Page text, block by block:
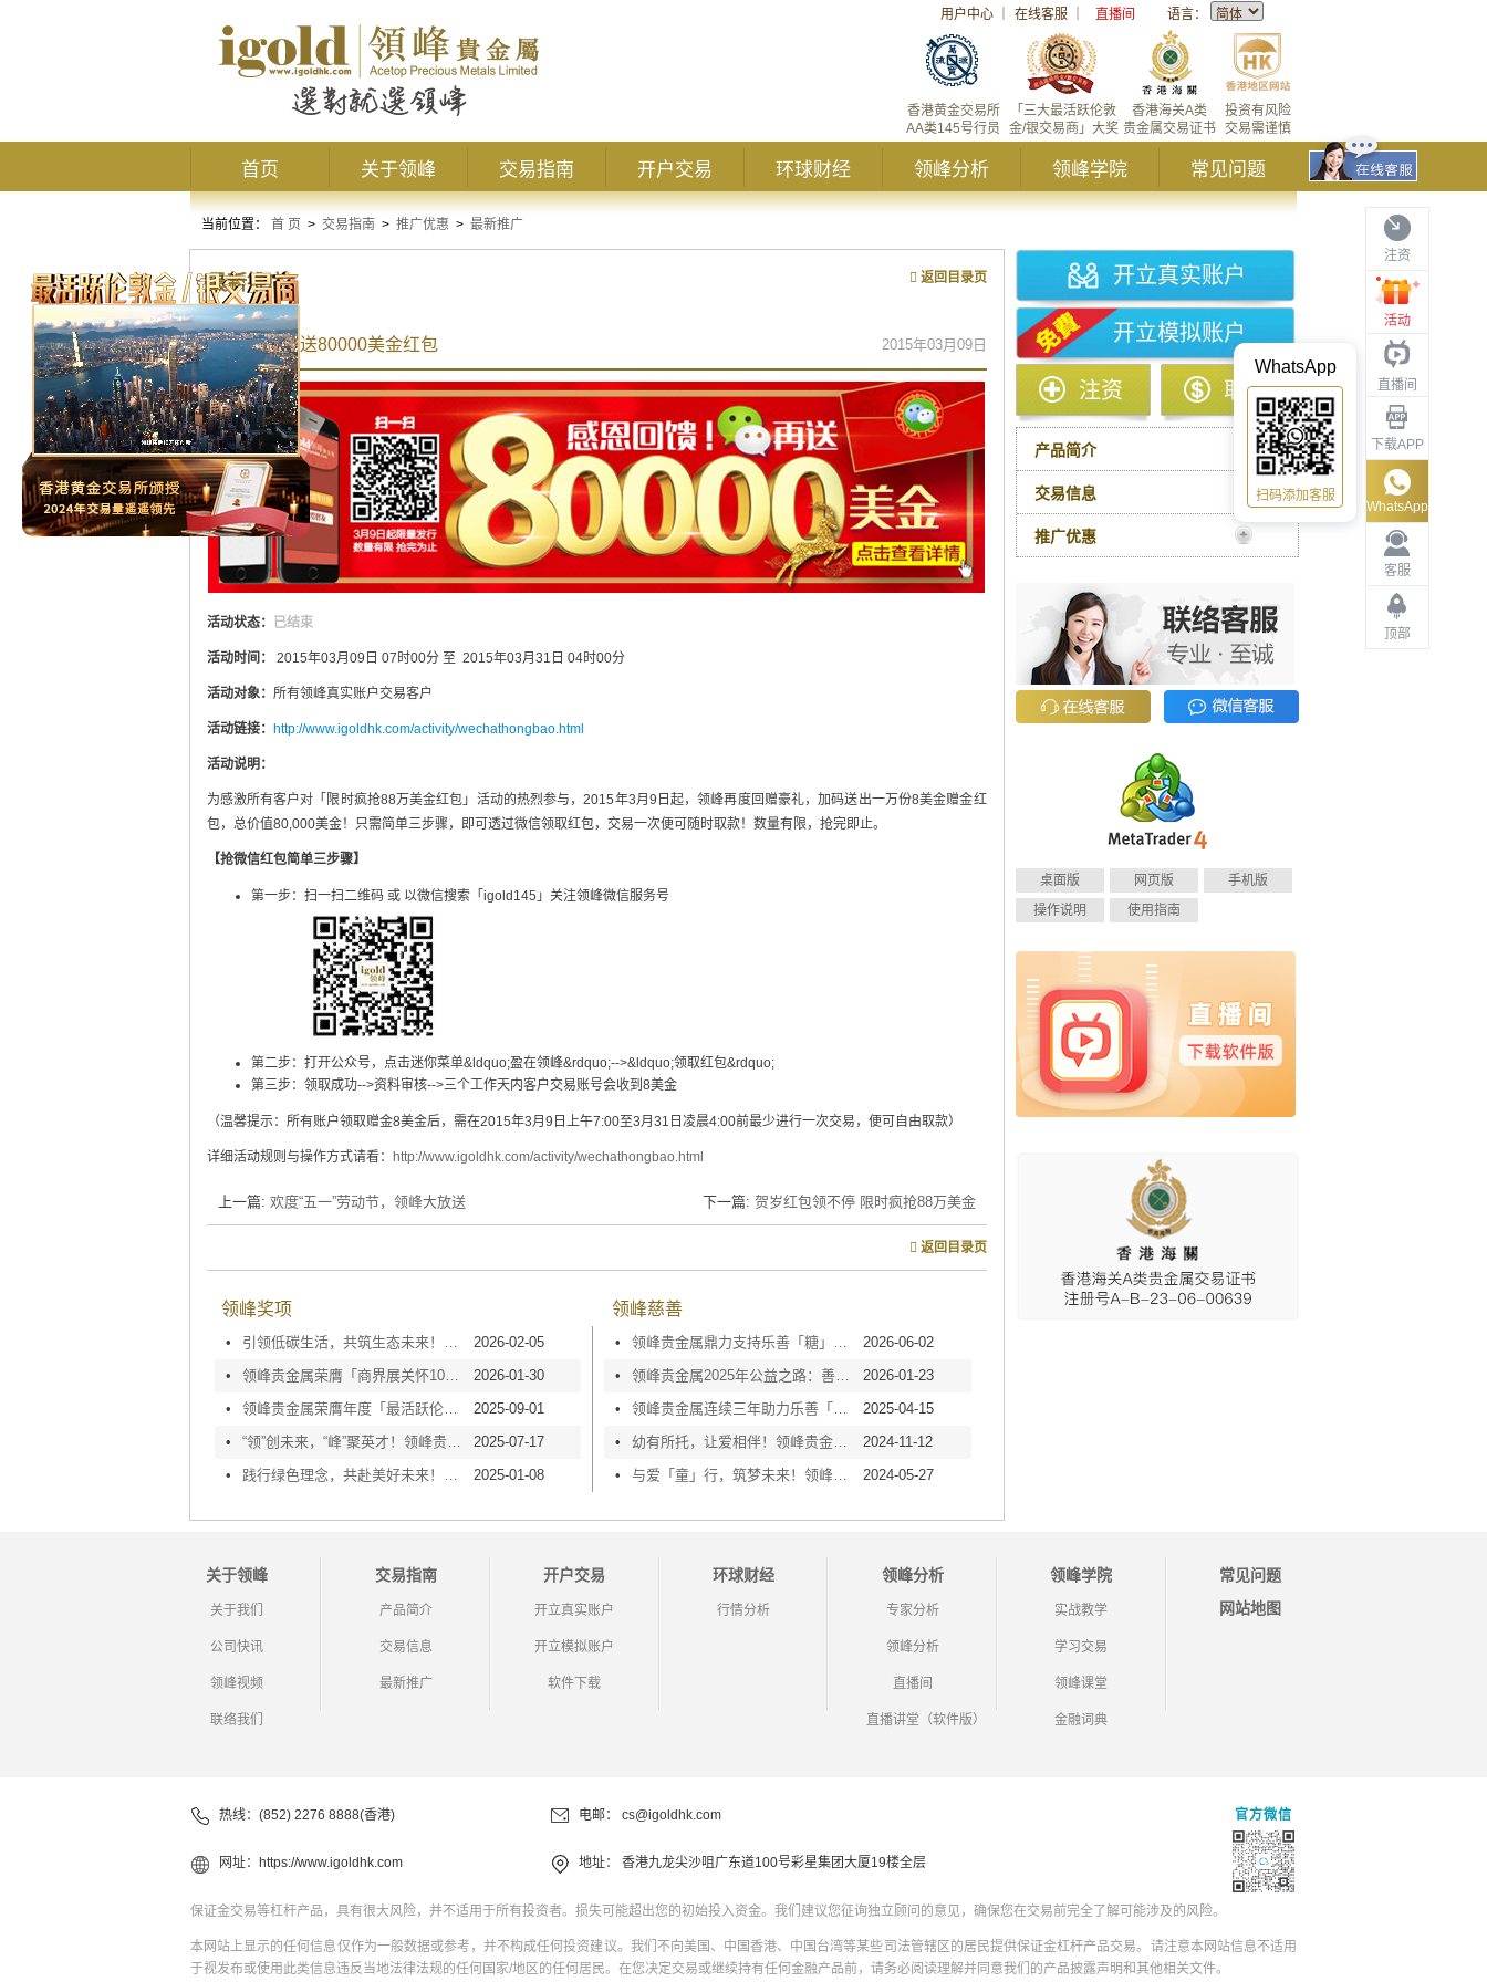
用户中心 在线客服 直播间 语言：
投资有风险
交易需谨慎
香港海关A类
贵金属交易证书
「三大最活跃伦敦
金/银交易商」大奖
香港黄金交易所
AA类145号行员
首页 关于领峰 交易指南 开户交易 环球财经 领峰分析 领峰学院 常见问题
注资
活动
直播间
下载APP
客服
顶部
WhatsApp
WhatsApp
扫码添加客服
当前位置： 首 页 > 交易指南 > 推广优惠 > 最新推广
最新推广 返回目录页
感恩回馈 再送80000美金红包 2015年03月09日
活动状态： 已结束
活动时间： 2015年03月09日 07时00分 至 2015年03月31日 04时00分
活动对象： 所有领峰真实账户交易客户
活动链接： http://www.igoldhk.com/activity/wechathongbao.html
活动说明：
为感激所有客户对「限时疯抢88万美金红包」活动的热烈参与，2015年3月9日起，领峰再度回赠豪礼，加码送出一万份8美金赠金红
包，总价值80,000美金！只需简单三步骤，即可透过微信领取红包，交易一次便可随时取款！数量有限，抢完即止。
【抢微信红包简单三步骤】
第一步：扫一扫二维码 或 以微信搜索「igold145」关注领峰微信服务号
第二步：打开公众号，点击迷你菜单&ldquo;盈在领峰&rdquo;-->&ldquo;领取红包&rdquo;
第三步：领取成功-->资料审核-->三个工作天内客户交易账号会收到8美金
（温馨提示：所有账户领取赠金8美金后，需在2015年3月9日上午7:00至3月31日凌晨4:00前最少进行一次交易，便可自由取款）
详细活动规则与操作方式请看： http://www.igoldhk.com/activity/wechathongbao.html
上一篇: 欢度“五一”劳动节，领峰大放送 下一篇: 贺岁红包领不停 限时疯抢88万美金
返回目录页
领峰奖项
•
2026-02-05
•
领峰贵金属荣膺「商界展关怀10+」认证，坚守企业责任方能致远
2026-01-30
•
领峰贵金属荣膺年度「最活跃伦敦金/银交易商」，同贺金银业贸易场115周年庆
2025-09-01
•
“领”创未来，“峰”聚英才！领峰贵金属第10年荣膺「人才企业」嘉许
2025-07-17
•
2025-01-08
领峰慈善
•
2026-06-02
•
2026-01-23
•
2025-04-15
•
2024-11-12
•
2024-05-27
开立真实账户
开立模拟账户
注资 取款
产品简介
交易信息
推广优惠
桌面版 网页版
手机版
操作说明
使用指南
关于领峰
关于我们
公司快讯
领峰视频
联络我们
交易指南
产品简介
交易信息
最新推广
开户交易
开立真实账户
开立模拟账户
软件下载
环球财经
行情分析
领峰分析
专家分析
领峰分析
直播间
直播讲堂（软件版）
领峰学院
实战教学
学习交易
领峰课堂
金融词典
常见问题
网站地图
热线：(852) 2276 8888(香港) 电邮： cs@igoldhk.com
网址： https://www.igoldhk.com 地址： 香港九龙尖沙咀广东道100号彩星集团大厦19楼全层
官方微信
保证金交易等杠杆产品，具有很大风险，并不适用于所有投资者。损失可能超出您的初始投入资金。我们建议您征询独立顾问的意见，确保您在交易前完全了解可能涉及的风险。
本网站上显示的任何信息仅作为一般数据或参考，并不构成任何投资建议。我们不向美国、中国香港、中国台湾等某些司法管辖区的居民提供保证金杠杆产品交易。请注意本网站信息不适用
于视发布或使用此类信息违反当地法律法规的任何国家/地区的任何居民。在您决定交易或继续持有任何金融产品前，请务必阅读理解并同意我们的产品披露声明和其他相关文件。